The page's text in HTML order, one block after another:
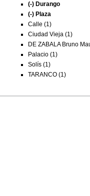
(-) Durango
(-) Plaza
Calle (1)
Ciudad Vieja (1)
DE ZABALA Bruno
Palacio (1)
Solís (1)
TARANCO (1)